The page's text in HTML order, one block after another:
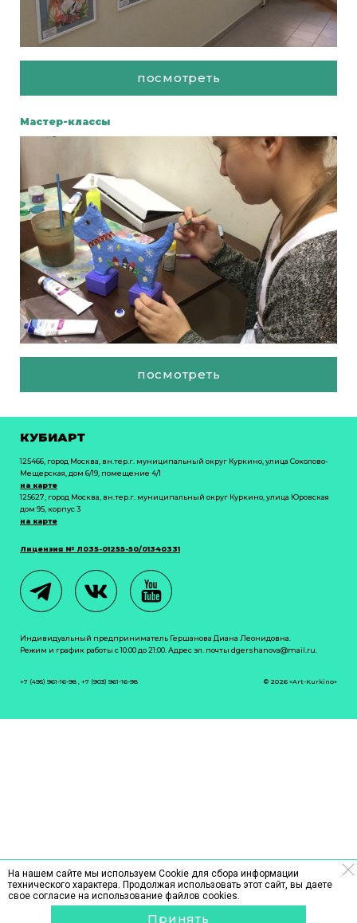
посмотреть
Мастер-классы
посмотреть
КУБИАРТ
125466, город Москва, вн.тер.г. муниципальный округ Куркино, улица Соколово-
Мещерская, дом 6/19, помещение 4/1
на карте
125627, город Москва, вн.тер.г. муниципальный округ Куркино, улица Юровская
дом 95, корпус 3
на карте
Лицензия № Л035-01255-50/01340331
Индивидуальный предприниматель Гершанова Диана Леонидовна.
Режим и график работы с 10:00 до 21:00. Адрес эл. почты dgershanova@mail.ru
+7 (495) 961-16-98 +7 (903) 961-16-98 © 2026 «Art-Kurkino»
На нашем сайте мы используем Cookie для сбора информации
технического характера. Продолжая использовать этот сайт, вы даете
свое согласие на использование файлов cookies.
Принять